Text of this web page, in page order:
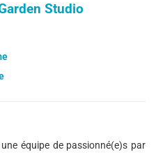
Studio
équipe de passionné(e)s par